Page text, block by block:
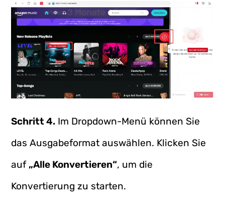
Schritt 4. Im Dropdown-Menü können Sie
das Ausgabeformat auswählen. Klicken Sie
auf „Alle Konvertieren“, um die
Konvertierung zu starten.